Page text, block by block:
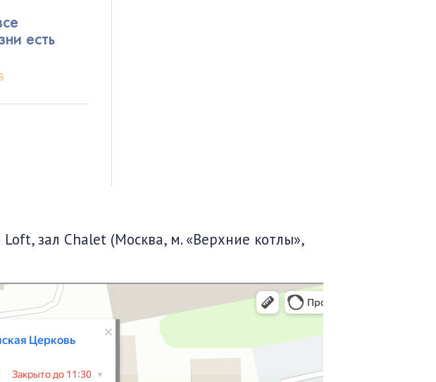
есть
зал Chalet (Москва, м. «Верхние котлы»,